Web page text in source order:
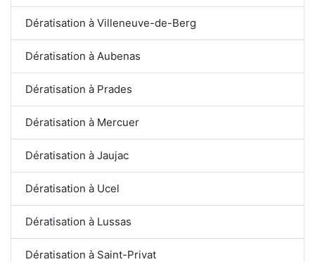
Dératisation à Villeneuve-de-Berg
Dératisation à Aubenas
Dératisation à Prades
Dératisation à Mercuer
Dératisation à Jaujac
Dératisation à Ucel
Dératisation à Lussas
Dératisation à Saint-Privat